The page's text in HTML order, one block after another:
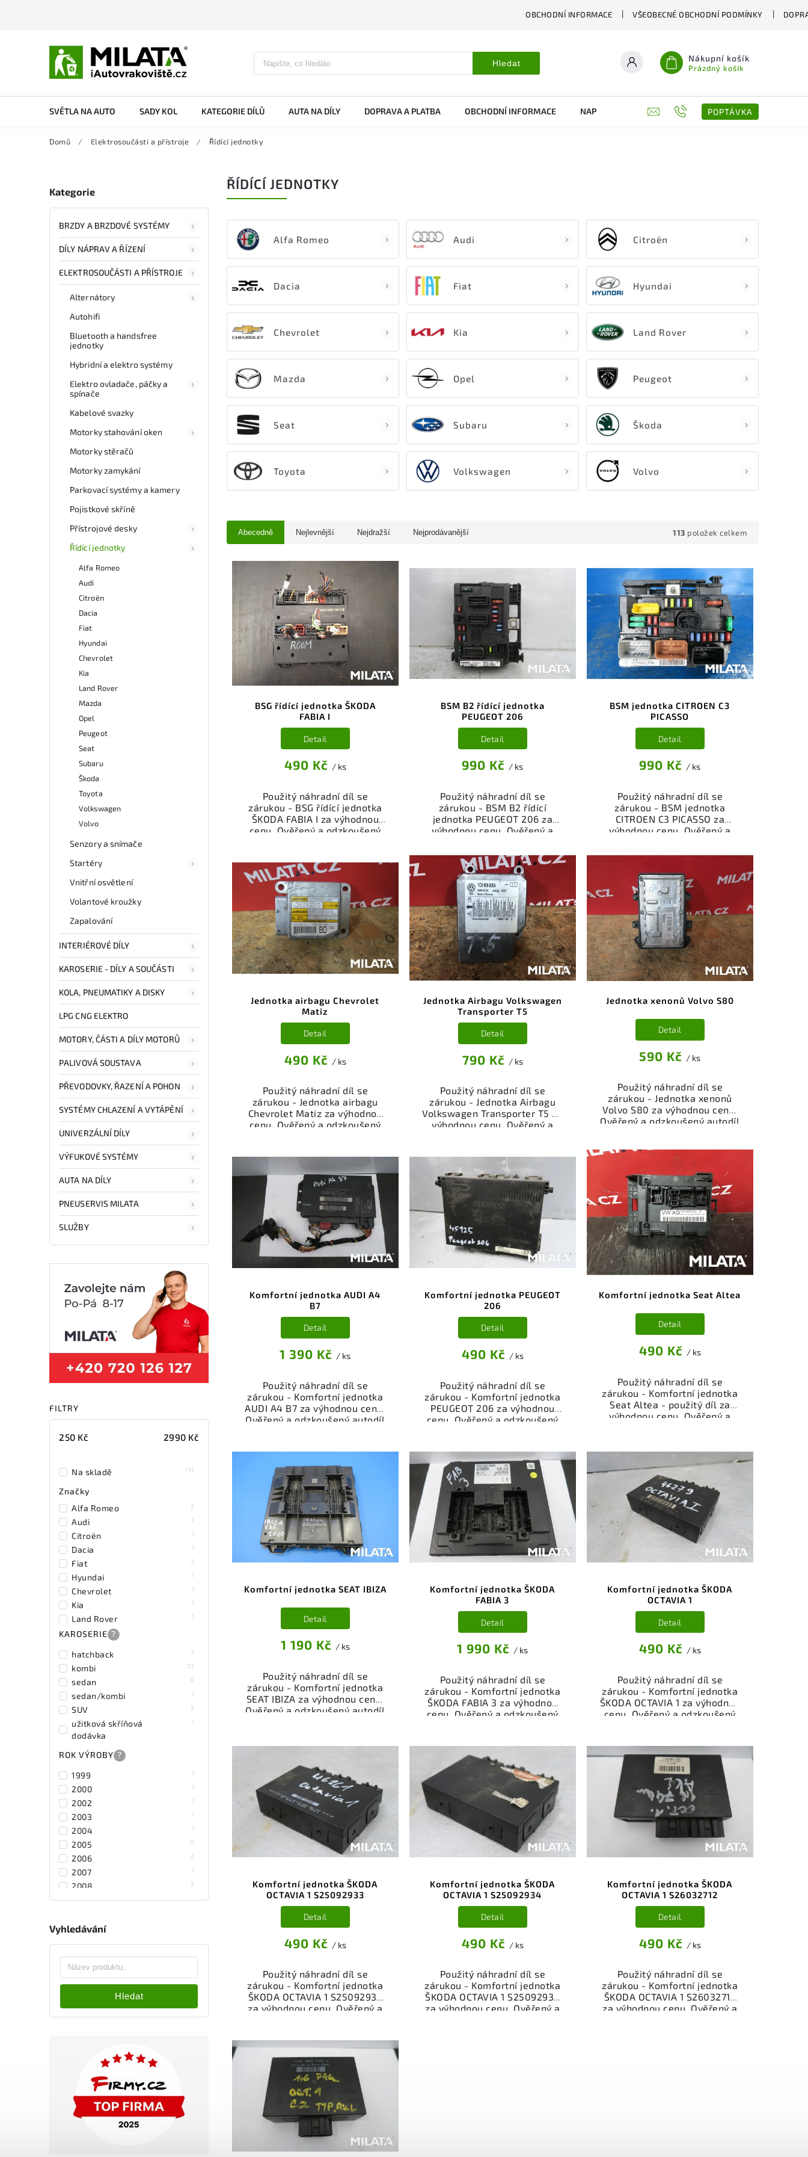
OBCHODNÍ INFORMACE VŠEOBECNÉ OBCHODNÍ PODMÍNKY
Hledat Nákupní košík
Prázdný košík
SVĚTLA NA AUTO SADY KOL KATEGORIE DÍLŮ AUTA NA DÍLY DOPRAVA A PLATBA OBCHODNÍ INFORMACE NAPIŠTE NÁM KONTAKTY POPTÁVKA
Domů / Elektrosoučásti a přístroje / Řídící jednotky
Kategorie
BRZDY A BRZDOVÉ SYSTÉMY
DÍLY NÁPRAV A ŘÍZENÍ
ELEKTROSOUČÁSTI A PŘÍSTROJE
Alternátory
Autohifi
Bluetooth a handsfree
jednotky
Hybridní a elektro systémy
Elektro ovladače, páčky a
spínače
Kabelové svazky
Motorky stahování oken
Motorky stěračů
Motorky zamykání
Parkovací systémy a kamery
Pojistkové skříně
Přístrojové desky
Řídící jednotky
Alfa Romeo
Audi
Citroën
Dacia
Fiat
Hyundai
Chevrolet
Kia
Land Rover
Mazda
Opel
Peugeot
Seat
Subaru
Škoda
Toyota
Volkswagen
Volvo
Senzory a snímače
Startéry
Vnitřní osvětlení
Volantové kroužky
Zapalování
INTERIÉROVÉ DÍLY
KAROSERIE - DÍLY A SOUČÁSTI
KOLA, PNEUMATIKY A DISKY
LPG CNG ELEKTRO
MOTORY, ČÁSTI A DÍLY MOTORŮ
PALIVOVÁ SOUSTAVA
PŘEVODOVKY, ŘAZENÍ A POHON
SYSTÉMY CHLAZENÍ A VYTÁPĚNÍ
UNIVERZÁLNÍ DÍLY
VÝFUKOVÉ SYSTÉMY
AUTA NA DÍLY
PNEUSERVIS MILATA
SLUŽBY
FILTRY
250 Kč 2990 Kč
Na skladě 113
Značky
Alfa Romeo
2
Audi 5
Citroën 1
Dacia 1
Fiat 3
Hyundai 1
Chevrolet 1
Kia 1
Land Rover 1
Mazda
Peugeot
Seat
Subaru
Škoda
Toyota
Volkswagen
KAROSERIE ?
hatchback
5
kombi 23
sedan 6
sedan/kombi 1
SUV 2
užitková skříňová
dodávka
1
ROK VÝROBY ?
1999
1
2000 1
2002 1
2003 1
2004 7
2005 11
2006 2
2007 5
2008 2
2009
2012
2014
2015
2018 6
2005-2011 3
2004-2009
1999-2008
Vyhledávání
Hledat
ŘÍDÍCÍ JEDNOTKY
Alfa Romeo Audi Citroën
Dacia Fiat Hyundai
Chevrolet Kia Land Rover
Mazda Opel Peugeot
Seat Subaru Škoda
Toyota Volkswagen Volvo
Abecedně Nejlevnější Nejdražší Nejprodávanější 113 položek celkem
BSG řídící jednotka ŠKODA
FABIA I
490 Kč / ks
Detail
Použitý náhradní díl se
zárukou - BSG řídící jednotka
ŠKODA FABIA I za výhodnou
cenu. Ověřený a odzkoušený
příslušenství pro váš vůz.
Ověřený a funkční autodíl z
vrakoviště, připravený k
montáži. Nabízíme osobní
odběr nebo rychlé doručení
přes e-shop. Samozřejmostí je
garance vrácení peněz v
případě nespokojenosti.
BSM B2 řídící jednotka
PEUGEOT 206
990 Kč / ks
Detail
Použitý náhradní díl se
zárukou - BSM B2 řídící
jednotka PEUGEOT 206 za
výhodnou cenu. Ověřený a
Elektrosoučásti, přístroje a
příslušenství pro váš vůz.
Ověřený a funkční autodíl z
vrakoviště, připravený k
montáži. Nabízíme osobní
odběr nebo rychlé doručení
přes e-shop. Samozřejmostí je
garance vrácení peněz v
případě nespokojenosti.
BSM jednotka CITROEN C3
PICASSO
990 Kč / ks
Detail
Použitý náhradní díl se
zárukou - BSM jednotka
CITROEN C3 PICASSO za
výhodnou cenu. Ověřený a
Elektrosoučásti, přístroje a
Ověřený a funkční autodíl z
vrakoviště, připravený k
montáži. Nabízíme osobní
odběr nebo rychlé doručení
přes e-shop. Samozřejmostí je
garance vrácení peněz v
případě nespokojenosti.
Jednotka airbagu Chevrolet
Matiz
490 Kč / ks
Detail
Použitý náhradní díl se
zárukou - Jednotka airbagu
Chevrolet Matiz za výhodnou
cenu. Ověřený a odzkoušený
příslušenství pro váš vůz.
Ověřený a funkční autodíl z
vrakoviště, připravený k
montáži. Nabízíme osobní
odběr nebo rychlé doručení
přes e-shop. Samozřejmostí je
garance vrácení peněz v
případě nespokojenosti.
Jednotka Airbagu Volkswagen
Transporter T5
790 Kč / ks
Detail
Použitý náhradní díl se
zárukou - Jednotka Airbagu
Volkswagen Transporter T5 za
výhodnou cenu. Ověřený a
příslušenství pro váš vůz.
Ověřený a funkční autodíl z
vrakoviště, připravený k
montáži. Nabízíme osobní
odběr nebo rychlé doručení
přes e-shop. Samozřejmostí je
garance vrácení peněz v
případě nespokojenosti.
Jednotka xenonů Volvo S80
590 Kč / ks
Detail
Použitý náhradní díl se
zárukou - Jednotka xenonů
Volvo S80 za výhodnou cenu.
Ověřený a odzkoušený autodíl
váš vůz. Ověřený a funkční
autodíl z vrakoviště,
připravený k montáži.
Nabízíme osobní odběr nebo
rychlé doručení přes e-shop.
Samozřejmostí je garance
vrácení peněz v případě
nespokojenosti.
Komfortní jednotka AUDI A4
B7
1 390 Kč / ks
Detail
Použitý náhradní díl se
zárukou - Komfortní jednotka
AUDI A4 B7 za výhodnou cenu.
Ověřený a odzkoušený autodíl
váš vůz. Ověřený a funkční
autodíl z vrakoviště,
připravený k montáži.
Nabízíme osobní odběr nebo
rychlé doručení přes e-shop.
Samozřejmostí je garance
vrácení peněz v případě
nespokojenosti.
Komfortní jednotka PEUGEOT
206
490 Kč / ks
Detail
Použitý náhradní díl se
zárukou - Komfortní jednotka
PEUGEOT 206 za výhodnou
cenu. Ověřený a odzkoušený
příslušenství pro váš vůz.
Ověřený a funkční autodíl z
vrakoviště, připravený k
montáži. Nabízíme osobní
odběr nebo rychlé doručení
přes e-shop. Samozřejmostí je
garance vrácení peněz v
případě nespokojenosti.
Komfortní jednotka Seat Altea
490 Kč / ks
Detail
Použitý náhradní díl se
zárukou - Komfortní jednotka
Seat Altea - použitý díl za
výhodnou cenu. Ověřený a
příslušenství pro váš vůz.
Ověřený a funkční autodíl z
vrakoviště, připravený k
montáži. Nabízíme osobní
odběr nebo rychlé doručení
přes e-shop. Samozřejmostí je
garance vrácení peněz v
případě nespokojenosti.
Komfortní jednotka SEAT IBIZA
1 190 Kč / ks
Detail
Použitý náhradní díl se
zárukou - Komfortní jednotka
SEAT IBIZA za výhodnou cenu.
Ověřený a odzkoušený autodíl
váš vůz. Ověřený a funkční
připravený k montáži.
Nabízíme osobní odběr nebo
rychlé doručení přes e-shop.
Samozřejmostí je garance
vrácení peněz v případě
nespokojenosti.
Komfortní jednotka ŠKODA
FABIA 3
1 990 Kč / ks
Detail
Použitý náhradní díl se
zárukou - Komfortní jednotka
ŠKODA FABIA 3 za výhodnou
cenu. Ověřený a odzkoušený
příslušenství pro váš vůz.
Ověřený a funkční autodíl z
vrakoviště, připravený k
montáži. Nabízíme osobní
odběr nebo rychlé doručení
přes e-shop. Samozřejmostí je
garance vrácení peněz v
případě nespokojenosti.
Komfortní jednotka ŠKODA
OCTAVIA 1
490 Kč / ks
Detail
Použitý náhradní díl se
zárukou - Komfortní jednotka
ŠKODA OCTAVIA 1 za výhodnou
cenu. Ověřený a odzkoušený
příslušenství pro váš vůz.
Ověřený a funkční autodíl z
vrakoviště, připravený k
montáži. Nabízíme osobní
odběr nebo rychlé doručení
přes e-shop. Samozřejmostí je
garance vrácení peněz v
případě nespokojenosti.
Komfortní jednotka ŠKODA
OCTAVIA 1 S25092933
490 Kč / ks
Detail
Použitý náhradní díl se
zárukou - Komfortní jednotka
ŠKODA OCTAVIA 1 S25092933
za výhodnou cenu. Ověřený a
příslušenství pro váš vůz.
Ověřený a funkční autodíl z
vrakoviště, připravený k
montáži. Nabízíme osobní
odběr nebo rychlé doručení
přes e-shop. Samozřejmostí je
garance vrácení peněz v
případě nespokojenosti.
Komfortní jednotka ŠKODA
OCTAVIA 1 S25092934
490 Kč / ks
Detail
Použitý náhradní díl se
zárukou - Komfortní jednotka
ŠKODA OCTAVIA 1 S25092934
za výhodnou cenu. Ověřený a
Komfortní jednotka ŠKODA
OCTAVIA 1 S26032712
490 Kč / ks
Detail
Použitý náhradní díl se
zárukou - Komfortní jednotka
ŠKODA OCTAVIA 1 S26032712
za výhodnou cenu. Ověřený a